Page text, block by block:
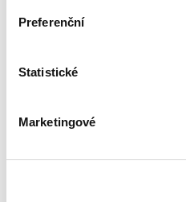
Preferenční
Statistické
MarketingovéPublikace se zabývá
podjatost, postup při